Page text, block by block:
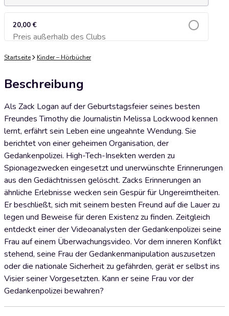
20,00 €
Preis außerhalb des ClubsZum Warenkorb hinzufügen
Startseite Kinder – Hörbücher
Beschreibung
Als Zack Logan auf der Geburtstagsfeier seines besten
Freundes Timothy die Journalistin Melissa Lockwood kennen
lernt, erfährt sein Leben eine ungeahnte Wendung. Sie
berichtet von einer geheimen Organisation, der
Gedankenpolizei. High-Tech-Insekten werden zu
Spionagezwecken eingesetzt und unerwünschte Erinnerungen
aus den Gedächtnissen gelöscht. Zacks Erinnerungen an
ähnliche Erlebnisse wecken sein Gespür für Ungereimtheiten.
Er beschließt, sich mit seinem besten Freund auf die Lauer zu
legen und Beweise für deren Existenz zu finden. Zeitgleich
entdeckt einer der Videoanalysten der Gedankenpolizei seine
Frau auf einem Überwachungsvideo. Vor dem inneren Konflikt
stehend, seine Frau der Gedankenmanipulation auszusetzen
oder die nationale Sicherheit zu gefährden, gerät er selbst ins
Visier seiner Vorgesetzten. Kann er seine Frau vor der
Gedankenpolizei bewahren?